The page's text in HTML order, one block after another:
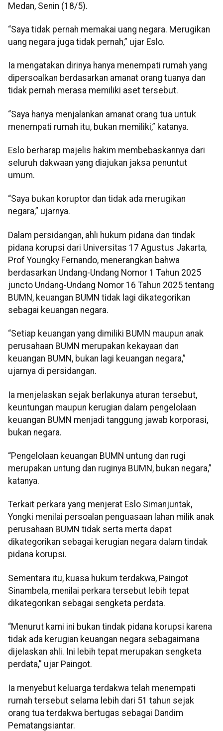
Medan, Senin (18/5).
“Saya tidak pernah memakai uang negara. Merugikan
uang negara juga tidak pernah,” ujar Eslo.
Ia mengatakan dirinya hanya menempati rumah yang
dipersoalkan berdasarkan amanat orang tuanya dan
tidak pernah merasa memiliki aset tersebut.
“Saya hanya menjalankan amanat orang tua untuk
menempati rumah itu, bukan memiliki,” katanya.
Eslo berharap majelis hakim membebaskannya dari
seluruh dakwaan yang diajukan jaksa penuntut
umum.
“Saya bukan koruptor dan tidak ada merugikan
negara,” ujarnya.
Dalam persidangan, ahli hukum pidana dan tindak
pidana korupsi dari Universitas 17 Agustus Jakarta,
Prof Youngky Fernando, menerangkan bahwa
berdasarkan Undang-Undang Nomor 1 Tahun 2025
juncto Undang-Undang Nomor 16 Tahun 2025 tentang
BUMN, keuangan BUMN tidak lagi dikategorikan
sebagai keuangan negara.
“Setiap keuangan yang dimiliki BUMN maupun anak
perusahaan BUMN merupakan kekayaan dan
keuangan BUMN, bukan lagi keuangan negara,”
ujarnya di persidangan.
Ia menjelaskan sejak berlakunya aturan tersebut,
keuntungan maupun kerugian dalam pengelolaan
keuangan BUMN menjadi tanggung jawab korporasi,
bukan negara.
“Pengelolaan keuangan BUMN untung dan rugi
merupakan untung dan ruginya BUMN, bukan negara,”
katanya.
Terkait perkara yang menjerat Eslo Simanjuntak,
Yongki menilai persoalan penguasaan lahan milik anak
perusahaan BUMN tidak serta merta dapat
dikategorikan sebagai kerugian negara dalam tindak
pidana korupsi.
Sementara itu, kuasa hukum terdakwa, Paingot
Sinambela, menilai perkara tersebut lebih tepat
dikategorikan sebagai sengketa perdata.
“Menurut kami ini bukan tindak pidana korupsi karena
tidak ada kerugian keuangan negara sebagaimana
dijelaskan ahli. Ini lebih tepat merupakan sengketa
perdata,” ujar Paingot.
Ia menyebut keluarga terdakwa telah menempati
rumah tersebut selama lebih dari 51 tahun sejak
orang tua terdakwa bertugas sebagai Dandim
Pematangsiantar.